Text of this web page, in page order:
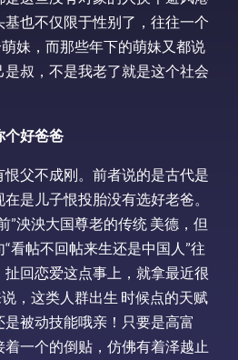
也不仅限于性别了，往往一个
妹，而那些年下的萌妹又都说
叔，不是我老了就是这个社会
个好爸爸
父不成刚。前者说的是古代是
是儿子恨投胎没有选好老爸。
”泱泱大国尊老的传统 美德，但
看帖不回帖来生还是中国人”往
回恋爱这点事上，就拿最近很
，这类人群出生 时候点的天赋
被动技能哦亲！只要是高富
一个的倒贴，仿佛有着泽越止